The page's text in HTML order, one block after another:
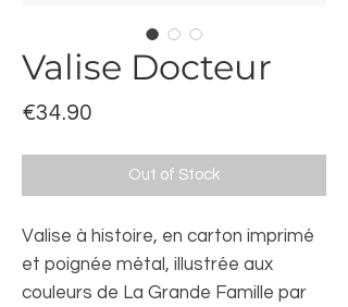
Valise Docteur
€34.90
Out of Stock
Valise à histoire, en carton imprimé
et poignée métal, illustrée aux
couleurs de La Grande Famille par